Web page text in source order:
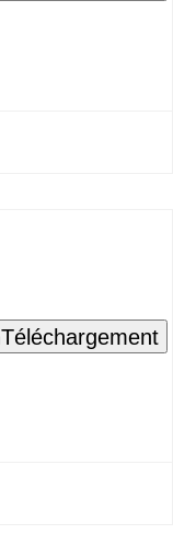
Téléchargement